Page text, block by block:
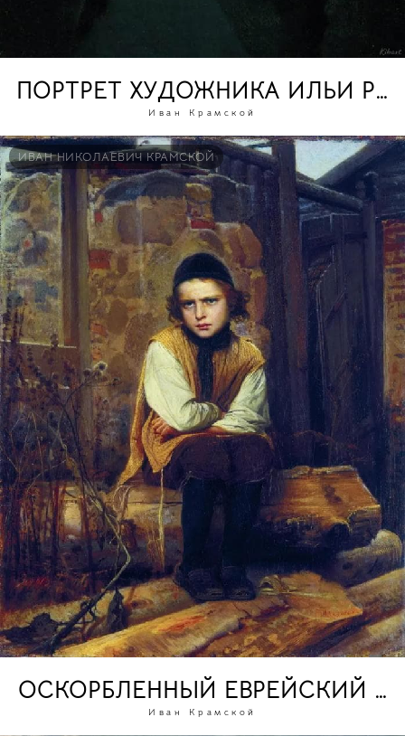
ПОРТРЕТ ХУДОЖНИКА ИЛЬИ
Иван Крамской
ИВАН НИКОЛАЕВИЧ КРАМСКОЙ
ОСКОРБЛЕННЫЙ ЕВРЕЙСКИЙ
Иван Крамской